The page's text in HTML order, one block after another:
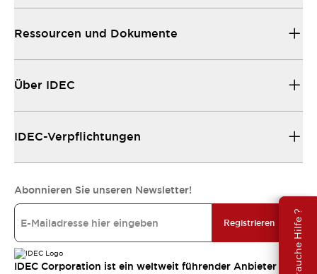
Brauche Hilfe ?
Ressourcen und Dokumente
Über IDEC
IDEC-Verpflichtungen
Abonnieren Sie unseren Newsletter!
Registrieren
IDEC Corporation ist ein weltweit führender Anbieter